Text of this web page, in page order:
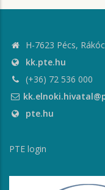
H-7623 Pécs,
kk.pte.hu
(+36) 72 536 000
pte.hu
PTE login